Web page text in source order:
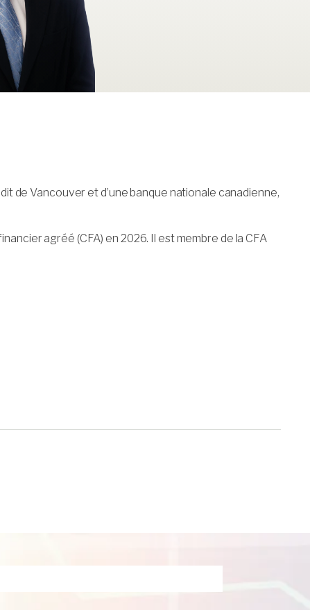
de Vancouver et d’une banque nationale canadienne,
agréé (CFA) en 2026. Il est membre de la CFA